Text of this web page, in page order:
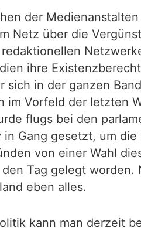
der
Netz über die
ihre
sich in der ganzen
im Vorfeld der letzten
flugs bei den
Gang gesetzt, um
von einer Wahl
Tag gelegt
eben alles.
kann man derzeit